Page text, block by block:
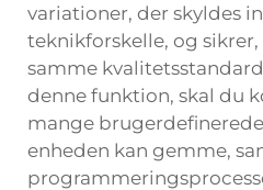
variationer, der skyldes
teknikforskelle, og
samme
denne funktion, skal du
mange
enheden kan gemme,